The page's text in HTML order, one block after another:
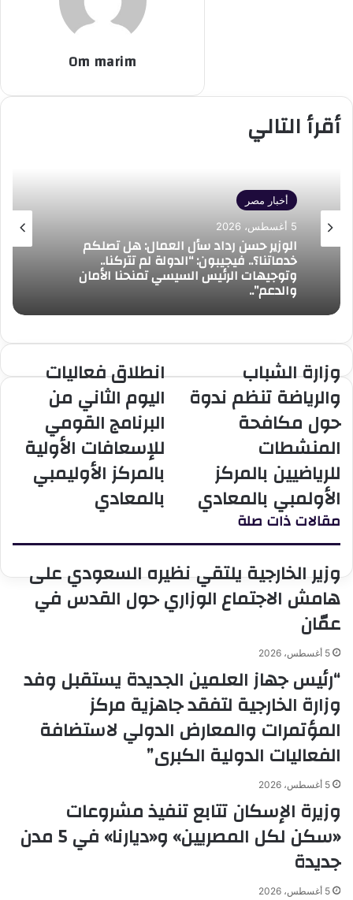
Om marim
أقرأ التالي
أخبار مصر
5 أغسطس، 2026
الوزير حسن رداد سأل العمال: هل تصلكم
خدماتنا؟.. فيجيبون: “الدولة لم تتركنا..
وتوجيهات الرئيس السيسي تمنحنا الأمان
والدعم”..
وزارة
الشباب
والرياضة
تنظم
ندوة
حول
مكافحة
المنشطات
للرياضيين
بالمركز
بالمعادي
وزارة الشباب
والرياضة تنظم ندوة
حول مكافحة
المنشطات
للرياضيين بالمركز
الأولمبي بالمعادي
انطلاق
اليوم
الثاني
من
البرنامج
القومي
للإسعافات
الأولية
بالمعادي
انطلاق فعاليات
اليوم الثاني من
البرنامج القومي
للإسعافات الأولية
بالمركز الأوليمبي
بالمعادي
مقالات ذات صلة
وزير الخارجية يلتقي نظيره السعودي على
هامش الاجتماع الوزاري حول القدس في
عمّان
5 أغسطس، 2026
“رئيس جهاز العلمين الجديدة يستقبل وفد
وزارة الخارجية لتفقد جاهزية مركز
المؤتمرات والمعارض الدولي لاستضافة
الفعاليات الدولية الكبرى”
5 أغسطس، 2026
وزيرة الإسكان تتابع تنفيذ مشروعات
«سكن لكل المصريين» و«ديارنا» في 5 مدن
جديدة
5 أغسطس، 2026